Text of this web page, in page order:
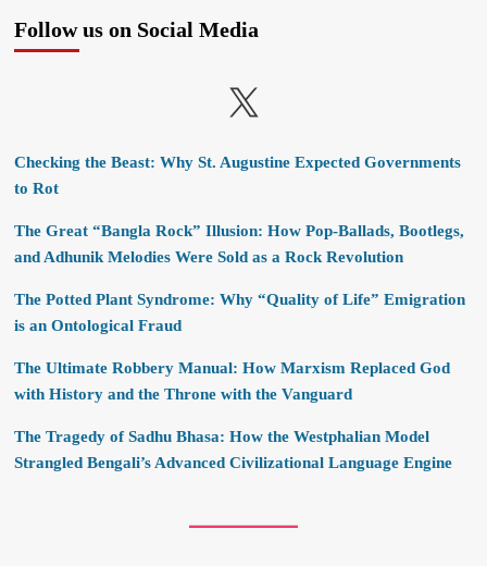
Follow us on Social Media
X
Checking the Beast: Why St. Augustine Expected Governments
to Rot
The Great “Bangla Rock” Illusion: How Pop-Ballads, Bootlegs,
and Adhunik Melodies Were Sold as a Rock Revolution
The Potted Plant Syndrome: Why “Quality of Life” Emigration
is an Ontological Fraud
The Ultimate Robbery Manual: How Marxism Replaced God
with History and the Throne with the Vanguard
The Tragedy of Sadhu Bhasa: How the Westphalian Model
Strangled Bengali’s Advanced Civilizational Language Engine